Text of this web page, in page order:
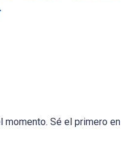
momento. Sé el primero en